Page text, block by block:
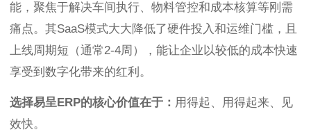
能，聚焦于解决车间执行、物料管控和成本核算等刚需
痛点。其SaaS模式大大降低了硬件投入和运维门槛，且
上线周期短（通常2-4周），能让企业以较低的成本快速
享受到数字化带来的红利。
选择易呈ERP的核心价值在于： 用得起、用得起来、见
效快。